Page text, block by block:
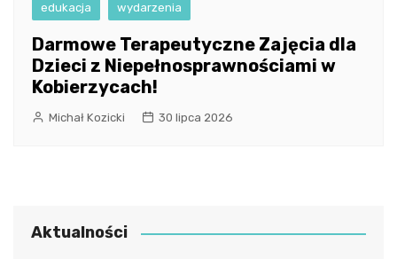
edukacja wydarzenia
Darmowe Terapeutyczne Zajęcia dla
Dzieci z Niepełnosprawnościami w
Kobierzycach!
Michał Kozicki 30 lipca 2026
Aktualności